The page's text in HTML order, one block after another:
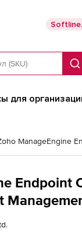
для
ManageEngine
Endpoint